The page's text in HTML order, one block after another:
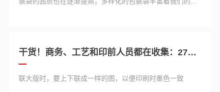
干货！商务、工艺和印前人员都在收集：27种必备印刷知识
联大版时，要上下联成一样的图，以便印刷时墨色一致